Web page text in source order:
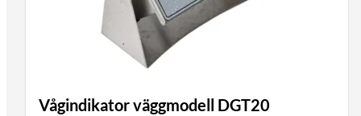
Vågindikator väggmodell DGT20